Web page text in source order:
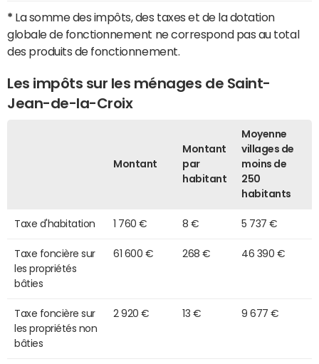
* La somme des impôts, des taxes et de la dotation
globale de fonctionnement ne correspond pas au total
des produits de fonctionnement.
Les impôts sur les ménages de Saint-
Jean-de-la-Croix
Montant
Montant
par
habitant
Moyenne
villages de
moins de
250
habitants
Taxe d'habitation 1 760 € 8 € 5 737 €
Taxe foncière sur
les propriétés
bâties
61 600 € 268 € 46 390 €
Taxe foncière sur
les propriétés non
bâties
2 920 € 13 € 9 677 €